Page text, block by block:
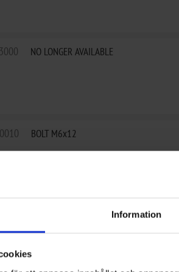
Information
NO LONGER AVAILABLE
BOLT M6x12